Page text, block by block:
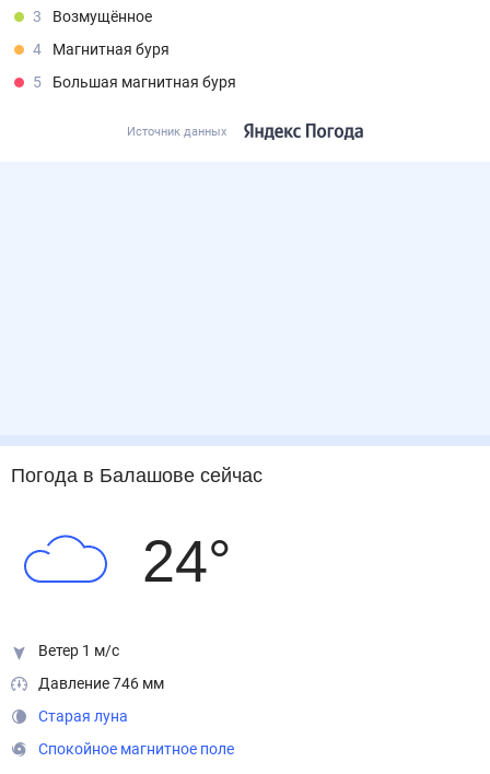
3
Возмущённое
4
Магнитная буря
5
Большая магнитная буря
Источник данных
Погода в Балашовесейчас
24°
Ветер 1 м/с
Давление 746 мм
Старая луна
Спокойное магнитное поле